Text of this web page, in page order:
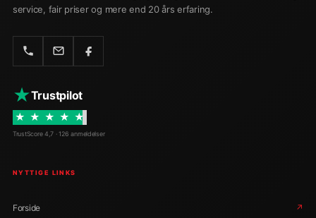
service, fair priser og mere end 20 års erfaring.
★Trustpilot
★ ★ ★ ★ ★
TrustScore 4,7 · 126 anmeldelser
NYTTIGE LINKS
Forside ↗